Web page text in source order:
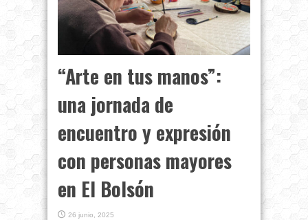
“Arte en tus manos”:
una jornada de
encuentro y expresión
con personas mayores
en El Bolsón
26 junio, 2025